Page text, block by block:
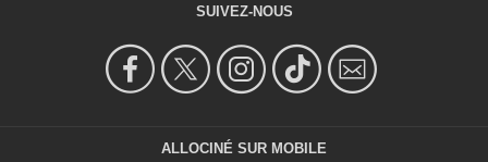
SUIVEZ-NOUS
ALLOCINÉ SUR MOBILE